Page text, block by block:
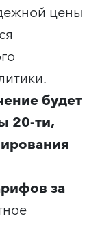
цены
будет
20-ти,
за